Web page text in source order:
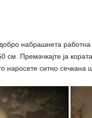
набрашнета
см. Премачкајте ја
наросете ситно сечкана